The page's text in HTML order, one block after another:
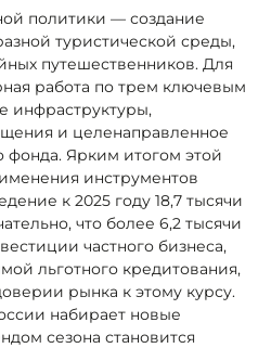
политики — создание
туристической среды,
путешественников. Для
работа по трем ключевым
инфраструктуры,
и целенаправленное
Ярким итогом этой
инструментов
к 2025 году 18,7 тысячи
что более 6,2 тысячи
частного бизнеса,
льготного кредитования,
рынка к этому курсу.
набирает новые
сезона становится